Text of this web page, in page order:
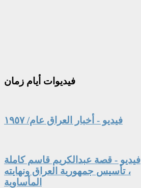
فيديوات أيام زمان
فيديو - أخبار العراق عام/ ١٩٥٧
فيديو - قصة عبدالكريم قاسم كاملة
، تأسيس جمهورية العراق ونهايته
المأساوية